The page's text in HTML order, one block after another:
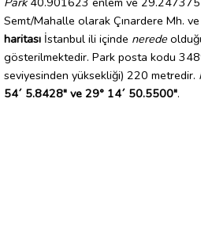
Semt/Mahalle olarak Çınardere Mh. ve
haritası İstanbul ili içinde nerede
gösterilmektedir. Park posta kodu
seviyesinden yüksekliği) 220 metredir.
54´ 5.8428" ve 29° 14´ 50.5500".